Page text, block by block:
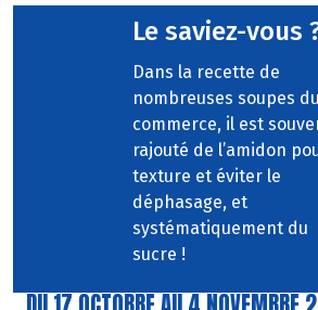
Le saviez-vous
Dans la recette de
nombreuses soupes du
commerce, il est
rajouté de l’amidon
texture et éviter le
déphasage, et
systématiquement du
sucre !